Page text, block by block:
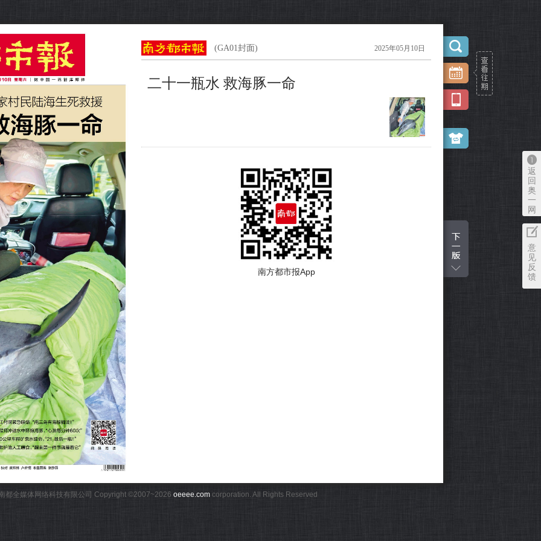
(GA01封面) 2025年05月10日
二十一瓶水 救海豚一命
南方都市报App
返
回
奥
一
网
意
见
反
馈
都全媒体网络科技有限公司 Copyright ©2007~2026 oeeee.com corporation. All Rights Reserved